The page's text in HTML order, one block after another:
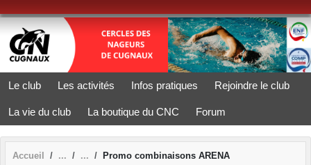
Le club Les activités Infos pratiques Rejoindre le club
La vie du club La boutique du CNC Forum
Accueil Promo combinaisons ARENA